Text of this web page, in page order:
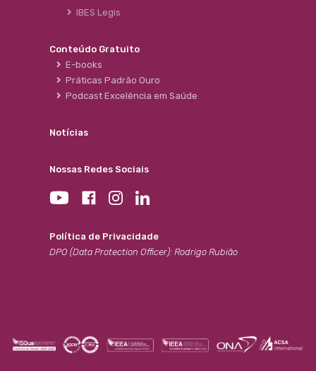
IBES Legis
Conteúdo Gratuito
E-books
Práticas Padrão Ouro
Podcast Excelência em Saúde
Notícias
Nossas Redes Sociais
Política de Privacidade
DPO (Data Protection Officer): Rodrigo Rubião